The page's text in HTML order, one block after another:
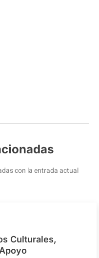
con la entrada actual
Culturales,